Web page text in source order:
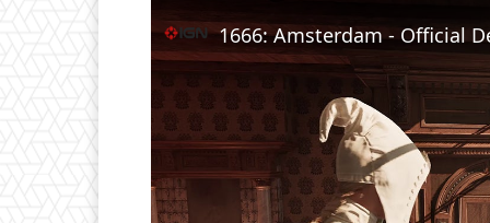
1666: Amsterdam - Official